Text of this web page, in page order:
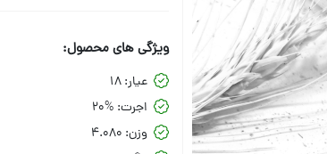
ویژگی های محصول:
عیار: 18
اجرت: 20%
وزن: 4.080